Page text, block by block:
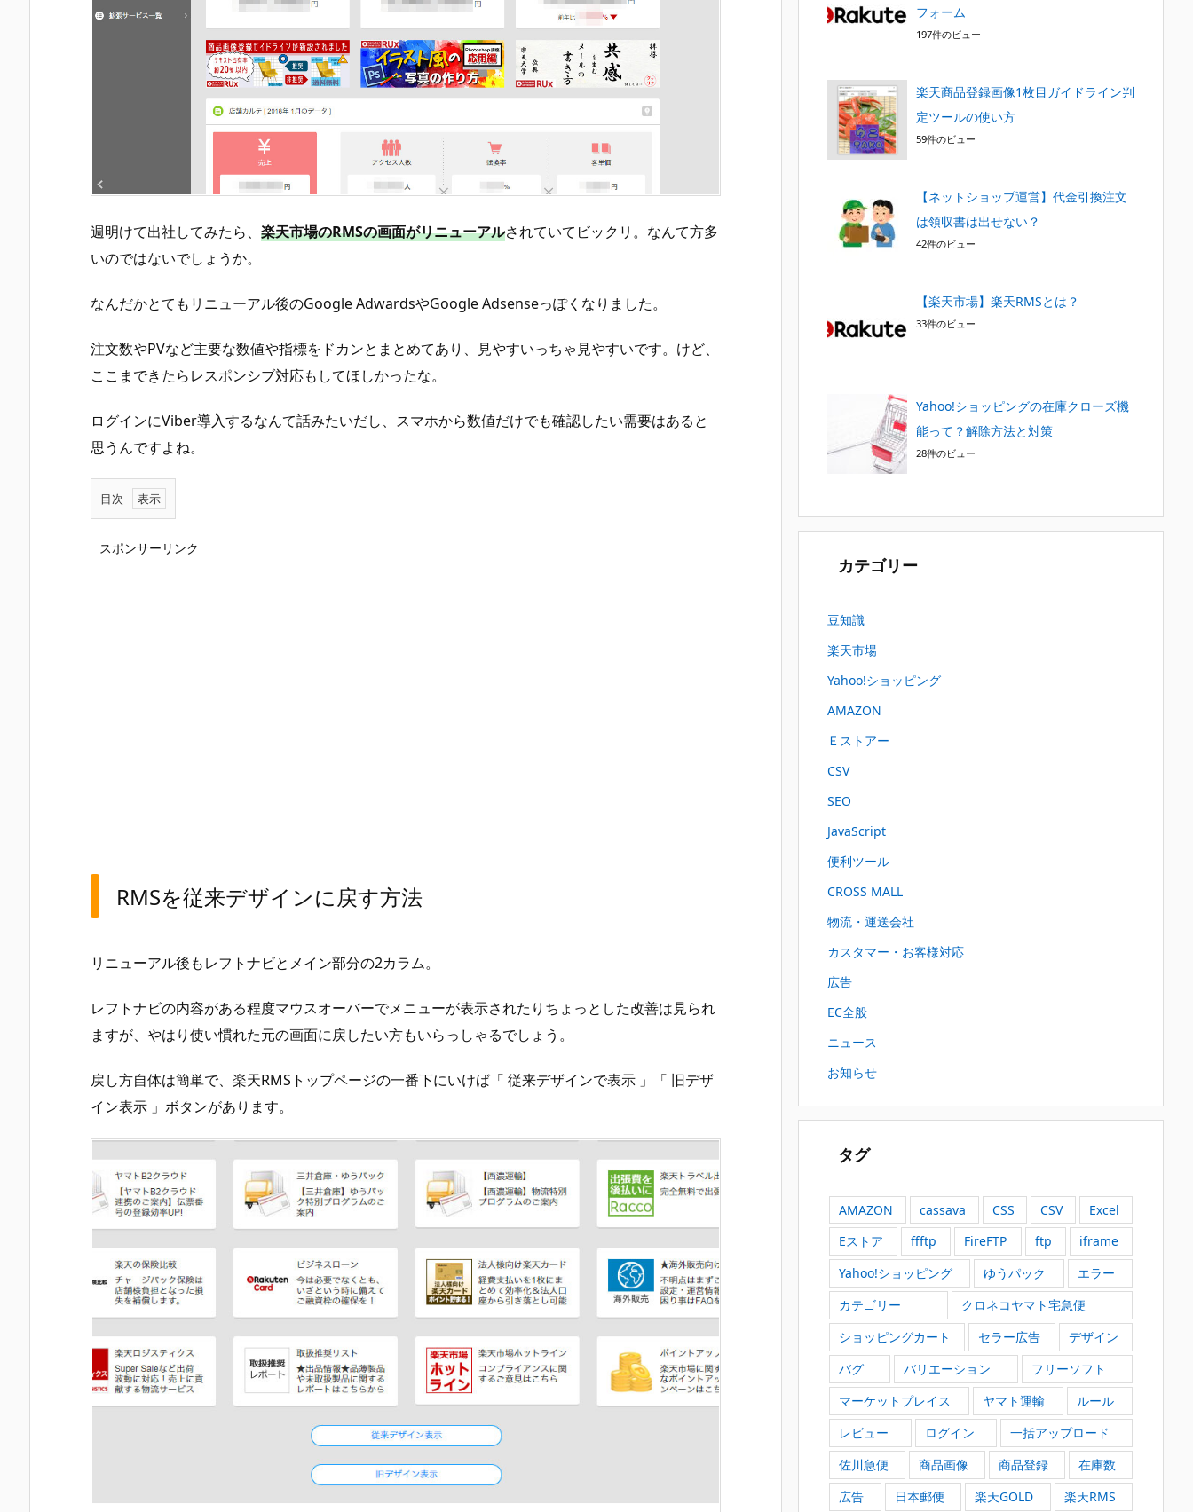
週明けて出社してみたら、 楽天市場のRMSの画面がリニューアルされていてビックリ。なんて方多
いのではないでしょうか。
なんだかとてもリニューアル後のGoogle AdwardsやGoogle Adsenseっぽくなりました。
注文数やPVなど主要な数値や指標をドカンとまとめてあり、見やすいっちゃ見やすいです。けど、
ここまできたらレスポンシブ対応もしてほしかったな。
ログインにViber導入するなんて話みたいだし、スマホから数値だけでも確認したい需要はあると
思うんですよね。
目次
1
.
法
従
デ
ザ
ン
は
1
8
年
月
1
6
日
に
廃
止
スポンサーリンク
RMSを従来デザインに戻す方法
リニューアル後もレフトナビとメイン部分の2カラム。
レフトナビの内容がある程度マウスオーバーでメニューが表示されたりちょっとした改善は見られ
ますが、やはり使い慣れた元の画面に戻したい方もいらっしゃるでしょう。
戻し方自体は簡単で、楽天RMSトップページの一番下にいけば「 従来デザインで表示 」「 旧デザ
イン表示 」ボタンがあります。
フォーム
197件のビュー
楽天商品登録画像1枚目ガイドライン判
定ツールの使い方
59件のビュー
【ネットショップ運営】代金引換注文
は領収書は出せない？
42件のビュー
【楽天市場】楽天RMSとは？
33件のビュー
Yahoo!ショッピングの在庫クローズ機
能って？解除方法と対策
28件のビュー
カテゴリー
豆知識
楽天市場
Yahoo!ショッピング
AMAZON
Ｅストアー
CSV
SEO
JavaScript
便利ツール
CROSS MALL
物流・運送会社
カスタマー・お客様対応
広告
EC全般
ニュース
お知らせ
タグ
AMAZON cassava CSS CSV
Excel
Eストア
ffftp FireFTP ftp
iframe
Yahoo!ショッピング
ゆうパック
エラー
カテゴリー
クロネコヤマト宅急便
ショッピングカート
セラー広告
デザイン
バグ
バリエーション
フリーソフト
マーケットプレイス
ヤマト運輸
ルール
レビュー
ログイン
一括アップロード
佐川急便
商品画像 商品登録
在庫数
広告
日本郵便 楽天GOLD
楽天RMS